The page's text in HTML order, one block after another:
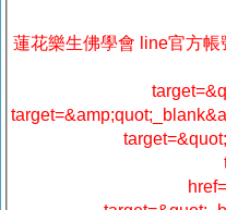
蓮花樂生佛學會 line官方帳